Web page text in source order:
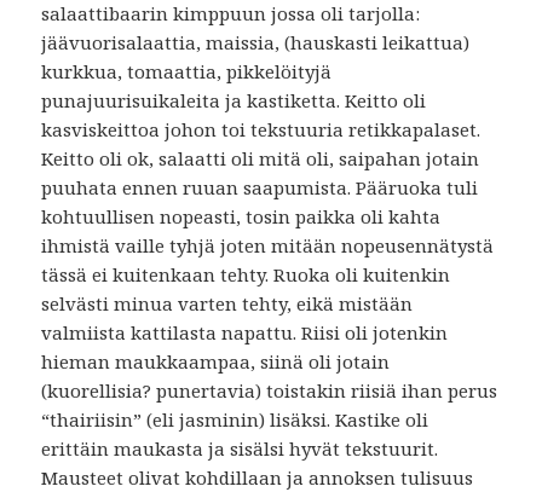
salaattibaarin kimppuun jossa oli tarjolla:
jäävuorisalaattia, maissia, (hauskasti leikattua)
kurkkua, tomaattia, pikkelöityjä
punajuurisuikaleita ja kastiketta. Keitto oli
kasviskeittoa johon toi tekstuuria retikkapalaset.
Keitto oli ok, salaatti oli mitä oli, saipahan jotain
puuhata ennen ruuan saapumista. Pääruoka tuli
kohtuullisen nopeasti, tosin paikka oli kahta
ihmistä vaille tyhjä joten mitään nopeusennätystä
tässä ei kuitenkaan tehty. Ruoka oli kuitenkin
selvästi minua varten tehty, eikä mistään
valmiista kattilasta napattu. Riisi oli jotenkin
hieman maukkaampaa, siinä oli jotain
(kuorellisia? punertavia) toistakin riisiä ihan perus
“thairiisin” (eli jasminin) lisäksi. Kastike oli
erittäin maukasta ja sisälsi hyvät tekstuurit.
Mausteet olivat kohdillaan ja annoksen tulisuus